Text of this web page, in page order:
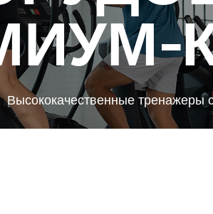
Высококачественные тренажеры с